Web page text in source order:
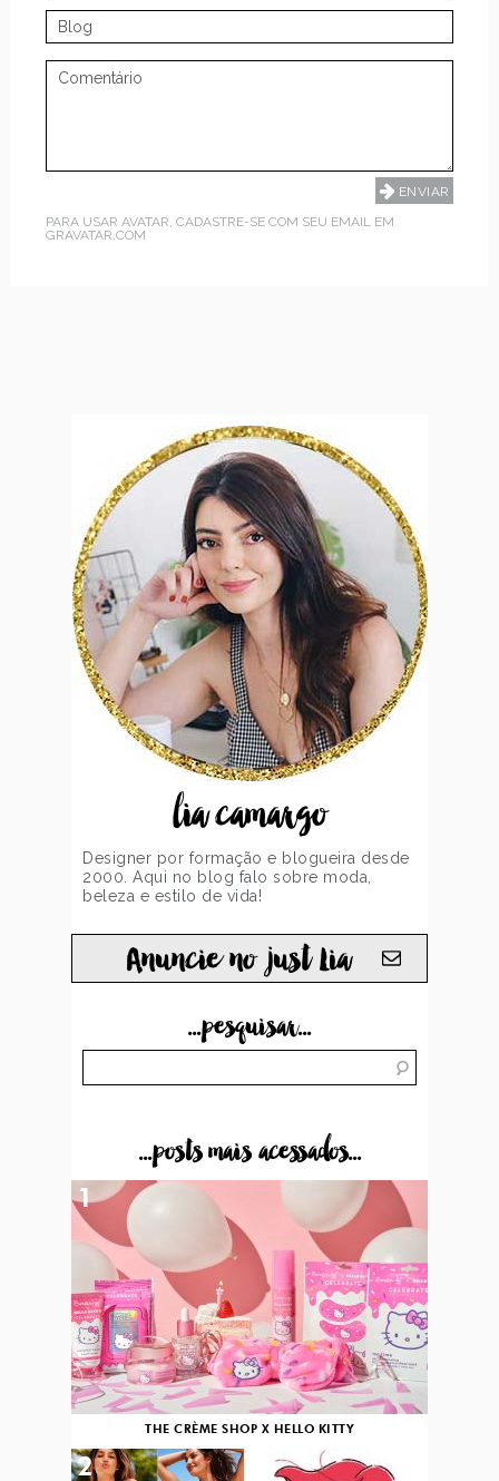
PARA USAR AVATAR, CADASTRE-SE COM SEU EMAIL EM
GRAVATAR.COM
lia camargo
Designer por formação e blogueira desde
2000. Aqui no blog falo sobre moda,
beleza e estilo de vida!
Anuncie no just Lia
...pesquisar...
...posts mais acessados...
THE CRÈME SHOP X HELLO KITTY
1
2 3